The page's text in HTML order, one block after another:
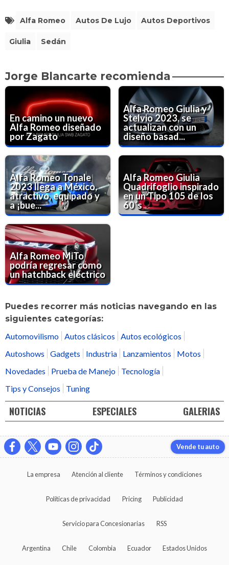
Alfa Romeo Autos De Lujo Autos Deportivos
Giulia Sedán
Jorge Blancarte recomienda
En camino un nuevo
Alfa Romeo diseñado
por Zagato
Alfa Romeo Giulia y
Stelvio 2023, se
actualizan con un
diseño basad...
Alfa Romeo Tonale
2023 llega a México,
atractivo, equipado y
a ¡bue...
Alfa Romeo Giulia
Quadrifoglio inspirado
en un Tipo 105 de los
60´s
Alfa Romeo MiTo
podría regresar como
un hatchback eléctrico
Puedes recorrer más noticias navegando en las
siguientes categorías:
Automovilismo
Autos clásicos
Autos ecológicos
Autoshows
Gadgets Industria Lanzamientos
Motos
Novedades
Prueba de Manejo
Tecnología
Tips y Consejos
Tuning
NOTICIAS ESPECIALES GALERIAS
Vende tu auto
La empresa Atención al cliente Términos y condiciones
Políticas de privacidad Pricing Publicidad
Servicio para Concesionarias RSS
Argentina Chile Colombia Ecuador Estados Unidos